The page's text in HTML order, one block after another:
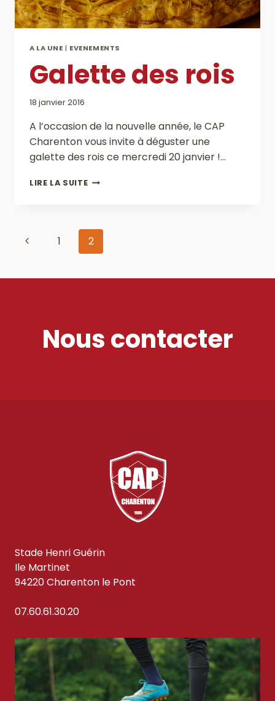
A LA UNE | EVENEMENTS
Galette des rois
18 janvier 2016
A l’occasion de la nouvelle année, le CAP
Charenton vous invite à déguster une
galette des rois ce mercredi 20 janvier !…
LIRE LA SUITEGALETTE
Navigation
de
Page
1 2
Nous contacter
Stade Henri Guérin
Ile Martinet
94220 Charenton le Pont
07.60.61.30.20